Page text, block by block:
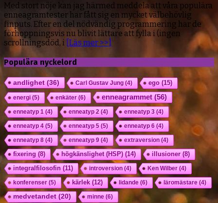
Med stort nöje kan jag härmed meddela att våra populära
enneagramtester har fått sig en mycket välbehövlig
finputs. Efter en del nödvändig programmering har de
förhoppningsvis nu blivit lättare att fylla i (ingen
scrollningsdöd, i [Läs mer >>]
Populära nyckelord
andlighet(36) Carl Gustav Jung (4) ego(15)
energi (5) enkäter(6) enneagrammet(56)
enneatyp 1 (4) enneatyp 2 (4) enneatyp 3 (4)
enneatyp 4 (5) enneatyp 5 (5) enneatyp 6 (4)
enneatyp 8 (4) enneatyp 9 (4) extraversion (4)
fixering (8) högkänslighet (HSP)(14) illusioner(8)
integralfilosofin(11) introversion (4) Ken Wilber(4)
konferenser(5) kärlek(12) lidande (6) läromästare (4)
medvetandet(20) minne (6)